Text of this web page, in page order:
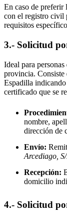
En caso de preferir
con el registro civil
requisitos
3.- Solicitud
Ideal para
provincia.
Espadilla
certificado que se
nombre,
dirección de
Envío:
Arcediago,
Recepción:
domicilio
4.- Solicitud